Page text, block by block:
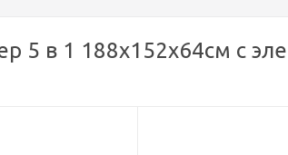
5 в 1 188х152х64см с